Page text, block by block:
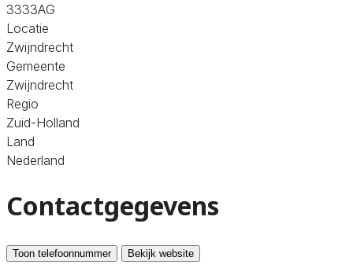
3333AG
Locatie
Zwijndrecht
Gemeente
Zwijndrecht
Regio
Zuid-Holland
Land
Nederland
Contactgegevens
Toon telefoonnummer Bekijk website